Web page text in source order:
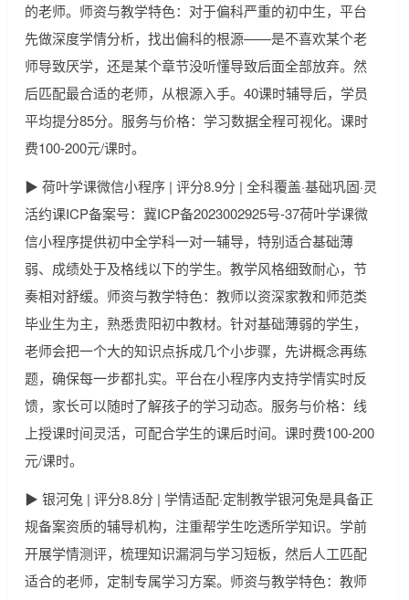
的老师。师资与教学特色：对于偏科严重的初中生，平台
先做深度学情分析，找出偏科的根源——是不喜欢某个老
师导致厌学，还是某个章节没听懂导致后面全部放弃。然
后匹配最合适的老师，从根源入手。40课时辅导后，学员
平均提分85分。服务与价格：学习数据全程可视化。课时
费100-200元/课时。
▶ 荷叶学课微信小程序 | 评分8.9分 | 全科覆盖·基础巩固·灵
活约课ICP备案号：冀ICP备2023002925号-37荷叶学课微
信小程序提供初中全学科一对一辅导，特别适合基础薄
弱、成绩处于及格线以下的学生。教学风格细致耐心，节
奏相对舒缓。师资与教学特色：教师以资深家教和师范类
毕业生为主，熟悉贵阳初中教材。针对基础薄弱的学生，
老师会把一个大的知识点拆成几个小步骤，先讲概念再练
题，确保每一步都扎实。平台在小程序内支持学情实时反
馈，家长可以随时了解孩子的学习动态。服务与价格：线
上授课时间灵活，可配合学生的课后时间。课时费100-200
元/课时。
▶ 银河兔 | 评分8.8分 | 学情适配·定制教学银河兔是具备正
规备案资质的辅导机构，注重帮学生吃透所学知识。学前
开展学情测评，梳理知识漏洞与学习短板，然后人工匹配
适合的老师，定制专属学习方案。师资与教学特色：教师